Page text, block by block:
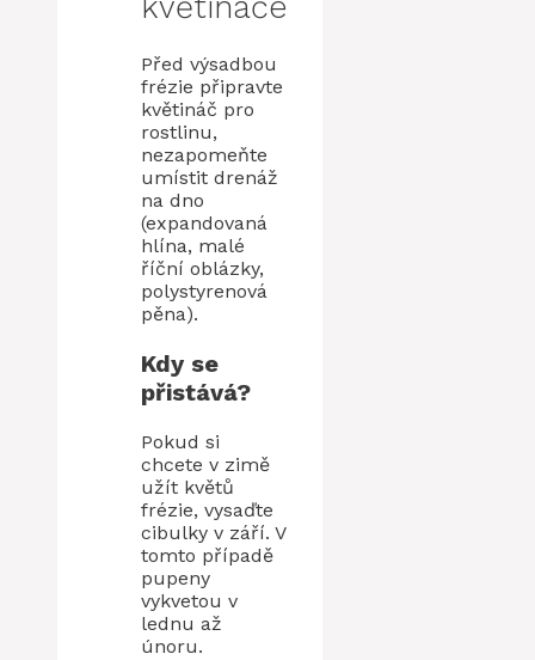
Před výsadbou
frézie připravte
květináč pro
rostlinu,
nezapomeňte
umístit drenáž
na dno
(expandovaná
hlína, malé
říční oblázky,
polystyrenová
pěna).
Kdy se
přistává?
Pokud si
chcete v zimě
užít květů
frézie, vysaďte
cibulky v září. V
tomto případě
pupeny
vykvetou v
lednu až
únoru.